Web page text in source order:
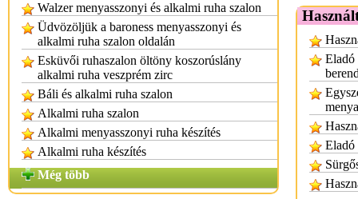
Walzer menyasszonyi és alkalmi ruha szalon
Üdvözöljük a baroness menyasszonyi és
alkalmi ruha szalon oldalán
Esküvői ruhaszalon öltöny koszorúslány
alkalmi ruha veszprém zirc
Báli és alkalmi ruha szalon
Alkalmi ruha szalon
Alkalmi menyasszonyi ruha készítés
Alkalmi ruha készítés
Még több
Eladó
Eladó